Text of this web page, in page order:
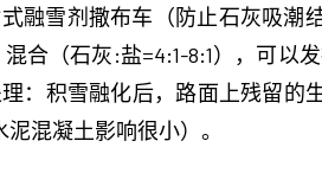
融雪剂撒布车（防止石灰吸潮结
合（石灰:盐=4:1-8:1），可以发
：积雪融化后，路面上残留的
混凝土影响很小）。